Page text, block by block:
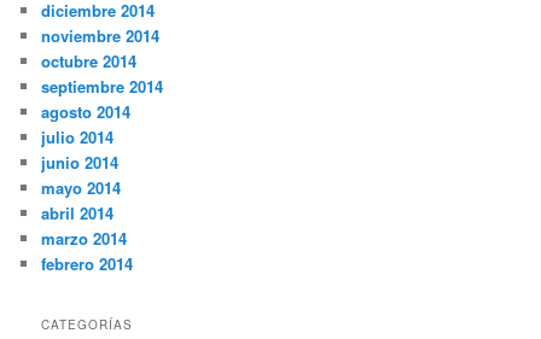
diciembre 2014
noviembre 2014
octubre 2014
septiembre 2014
agosto 2014
julio 2014
junio 2014
mayo 2014
abril 2014
marzo 2014
febrero 2014
CATEGORÍAS